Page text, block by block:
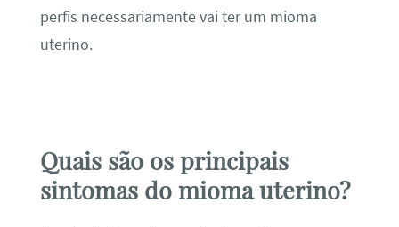
perfis necessariamente vai ter um mioma
uterino.
Quais são os principais
sintomas do mioma uterino?